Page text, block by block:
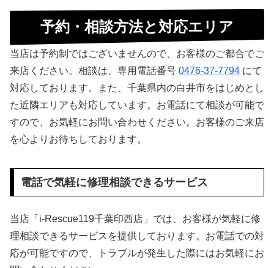
予約・相談方法と対応エリア
当店は予約制ではございませんので、お客様のご都合でご
来店ください。相談は、専用電話番号 0476-37-7794 にて
対応しております。また、千葉県内の白井市をはじめとし
た近隣エリアも対応しています。お電話にて相談が可能で
すので、お気軽にお問い合わせください。お客様のご来店
を心よりお待ちしております。
電話で気軽に修理相談できるサービス
当店「i-Rescue119千葉印西店」では、お客様が気軽に修
理相談できるサービスを提供しております。お電話での対
応が可能ですので、トラブルが発生した際にはお気軽にお